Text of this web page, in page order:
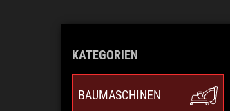
KATEGORIEN
BAUMASCHINEN